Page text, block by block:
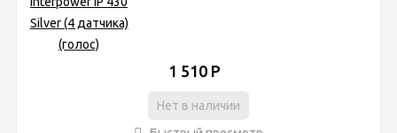
1 510 Р
Нет в наличии